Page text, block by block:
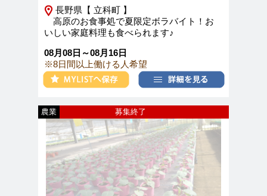
長野県【 立科町 】
高原のお食事処で夏限定ボラバイト！お
いしい家庭料理も食べられます♪
08月08日～08月16日
※8日間以上働ける人希望
募集終了
農業